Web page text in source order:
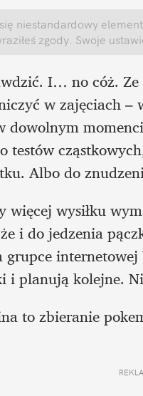
niestandardowy
zgody. Swoje
I… no cóż.
w zajęciach –
dowolnym
testów
Albo do
wysiłku
i do jedzenia
planują kolejne.
to zbieranie